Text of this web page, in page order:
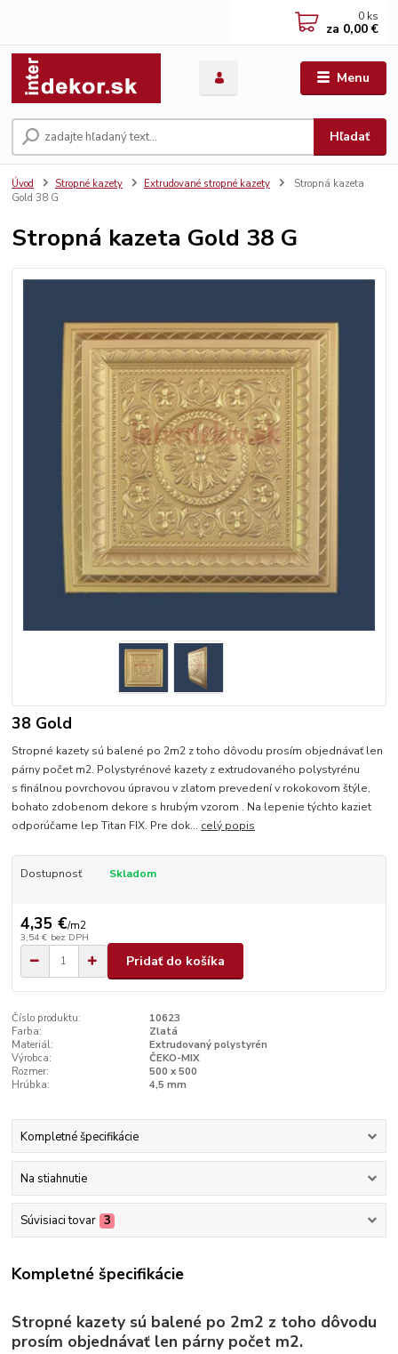
Menu
Hľadať
0 ks
za 0,00 €
Úvod Stropné kazety Extrudované stropné kazety
Stropná kazeta
Gold 38 G
Stropná kazeta Gold 38 G
38 Gold
Stropné kazety sú balené po 2m2 z toho dôvodu prosím objednávať len
párny počet m2. Polystyrénové kazety z extrudovaného polystyrénu
s finálnou povrchovou úpravou v zlatom prevedení v rokokovom štýle,
bohato zdobenom dekore s hrubým vzorom . Na lepenie týchto kaziet
odporúčame lep Titan FIX. Pre dok... celý popis
Dostupnosť Skladom
4,35 €/m2
3,54 € bez DPH
Pridať do košíka
Číslo produktu:
10623
Farba:
Zlatá
Materiál:
Extrudovaný polystyrén
Výrobca:
ČEKO-MIX
Rozmer:
500 x 500
Hrúbka:
4,5 mm
Kompletné špecifikácie
Na stiahnutie
Súvisiaci tovar 3
Kompletné špecifikácie
Stropné kazety sú balené po 2m2 z toho dôvodu
prosím objednávať len párny počet m2.